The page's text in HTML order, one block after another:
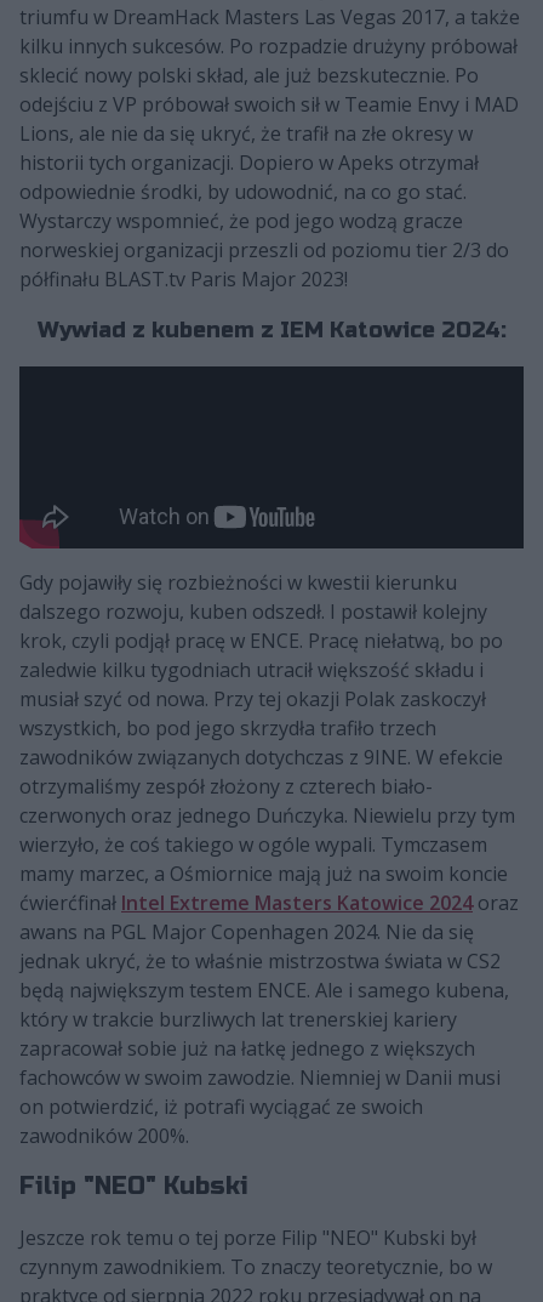
triumfu w DreamHack Masters Las Vegas 2017, a także
kilku innych sukcesów. Po rozpadzie drużyny próbował
sklecić nowy polski skład, ale już bezskutecznie. Po
odejściu z VP próbował swoich sił w Teamie Envy i MAD
Lions, ale nie da się ukryć, że trafił na złe okresy w
historii tych organizacji. Dopiero w Apeks otrzymał
odpowiednie środki, by udowodnić, na co go stać.
Wystarczy wspomnieć, że pod jego wodzą gracze
norweskiej organizacji przeszli od poziomu tier 2/3 do
półfinału BLAST.tv Paris Major 2023!
Wywiad z kubenem z IEM Katowice 2024:
Gdy pojawiły się rozbieżności w kwestii kierunku
dalszego rozwoju, kuben odszedł. I postawił kolejny
krok, czyli podjął pracę w ENCE. Pracę niełatwą, bo po
zaledwie kilku tygodniach utracił większość składu i
musiał szyć od nowa. Przy tej okazji Polak zaskoczył
wszystkich, bo pod jego skrzydła trafiło trzech
zawodników związanych dotychczas z 9INE. W efekcie
otrzymaliśmy zespół złożony z czterech biało-
czerwonych oraz jednego Duńczyka. Niewielu przy tym
wierzyło, że coś takiego w ogóle wypali. Tymczasem
mamy marzec, a Ośmiornice mają już na swoim koncie
ćwierćfinał Intel Extreme Masters Katowice 2024oraz
awans na PGL Major Copenhagen 2024. Nie da się
jednak ukryć, że to właśnie mistrzostwa świata w CS2
będą największym testem ENCE. Ale i samego kubena,
który w trakcie burzliwych lat trenerskiej kariery
zapracował sobie już na łatkę jednego z większych
fachowców w swoim zawodzie. Niemniej w Danii musi
on potwierdzić, iż potrafi wyciągać ze swoich
zawodników 200%.
Filip "NEO" Kubski
Jeszcze rok temu o tej porze Filip "NEO" Kubski był
czynnym zawodnikiem. To znaczy teoretycznie, bo w
praktyce od sierpnia 2022 roku przesiadywał on na